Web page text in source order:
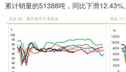
累计销量的51388吨，同比下滑12.43%。